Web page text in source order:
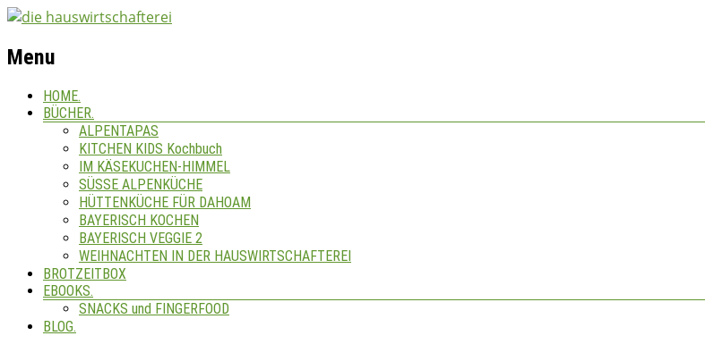
Menu
HOME.
BÜCHER.
ALPENTAPAS
KITCHEN KIDS Kochbuch
IM KÄSEKUCHEN-HIMMEL
SÜSSE ALPENKÜCHE
HÜTTENKÜCHE FÜR DAHOAM
BAYERISCH KOCHEN
BAYERISCH VEGGIE 2
WEIHNACHTEN IN DER HAUSWIRTSCHAFTEREI
BROTZEITBOX
EBOOKS.
SNACKS und FINGERFOOD
BLOG.